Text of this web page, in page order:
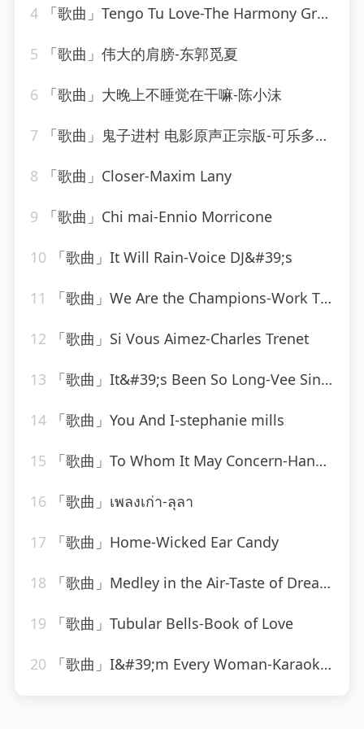
4 「歌曲」Tengo Tu Love-The Harmony Group
5 「歌曲」伟大的肩膀-东郭觅夏
6 「歌曲」大晚上不睡觉在干嘛-陈小沫
7 「歌曲」鬼子进村 电影原声正宗版-可乐多加冰
8 「歌曲」Closer-Maxim Lany
9 「歌曲」Chi mai-Ennio Morricone
10 「歌曲」It Will Rain-Voice DJ&#39;s
11 「歌曲」We Are the Champions-Work This! Workout
12 「歌曲」Si Vous Aimez-Charles Trenet
13 「歌曲」It&#39;s Been So Long-Vee Sing Zone
14 「歌曲」You And I-stephanie mills
15 「歌曲」To Whom It May Concern-Hank Locklin(2)
16 「歌曲」เพลงเก่า-ลุลา
17 「歌曲」Home-Wicked Ear Candy
18 「歌曲」Medley in the Air-Taste of Dream、Carly Harvey
19 「歌曲」Tubular Bells-Book of Love
20 「歌曲」I&#39;m Every Woman-Karaoke Diamonds